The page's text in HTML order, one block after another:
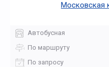
Московская
Автобусная
По маршруту
По запросу